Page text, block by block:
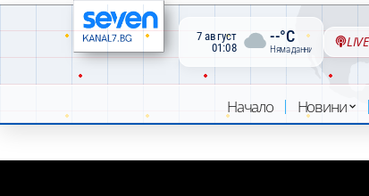
7 август
01:08
--°C
Няма данни LIVE
Начало Новини